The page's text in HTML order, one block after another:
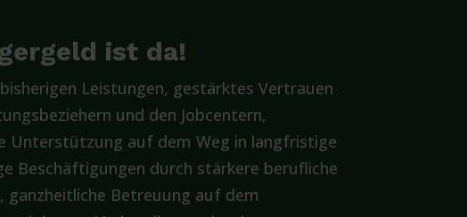
ist da!
Leistungen, gestärktes Vertrauen
und den Jobcentern,
Unterstützung auf dem Weg in langfristige
Beschäftigungen durch stärkere berufliche
ganzheitliche Betreuung auf dem